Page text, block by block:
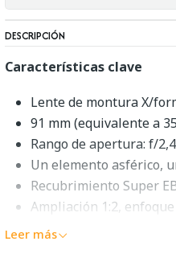
DESCRIPCIÓN
Características clave
Lente de montura X/
91 mm (equivalente a
Rango de apertura: f/
Un elemento asférico,
Recubrimiento Super
Ampliación 1:2,
Diafragma redondeada
Leer más